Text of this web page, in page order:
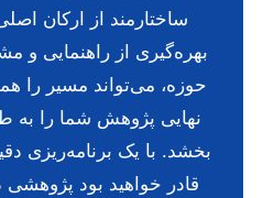
ساختارمند از ارکان
بهره‌گیری از راهنمایی و
حوزه، می‌تواند مسیر را
نهایی پژوهش شما را به
بخشد. با یک برنامه‌ریزی
قادر خواهید بود